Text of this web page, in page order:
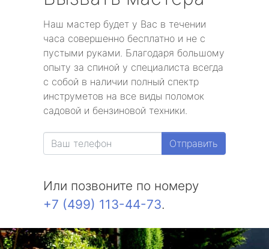
Наш мастер будет у Вас в течении
часа совершенно бесплатно и не с
пустыми руками. Благодаря большому
опыту за спиной у специалиста всегда
с собой в наличии полный спектр
инструметов на все виды поломок
садовой и бензиновой техники.
Отправить
Или позвоните по номеру
+7 (499) 113-44-73.